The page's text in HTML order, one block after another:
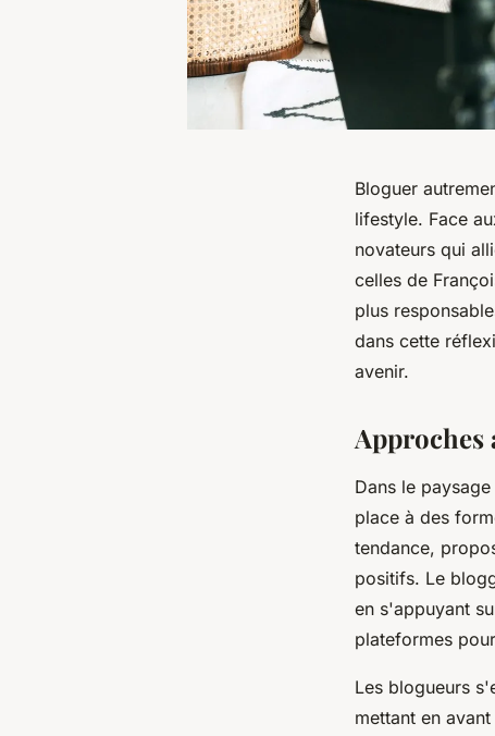
Bloguer
lifestyle. Face
novateurs qui
celles de
plus
dans cette
avenir.
Approches
Dans le
place à des
tendance,
positifs. Le
en s'appuyant
plateformes
Les blogueurs
mettant en